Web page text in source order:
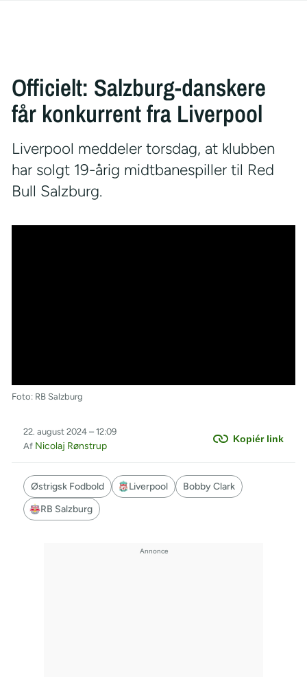
Officielt: Salzburg-danskere
får konkurrent fra Liverpool
Liverpool meddeler torsdag, at klubben
har solgt 19-årig midtbanespiller til Red
Bull Salzburg.
Foto: RB Salzburg
Kopiér link
22. august 2024 – 12:09
Af Nicolaj Rønstrup
Østrigsk Fodbold Liverpool
Bobby Clark
RB Salzburg